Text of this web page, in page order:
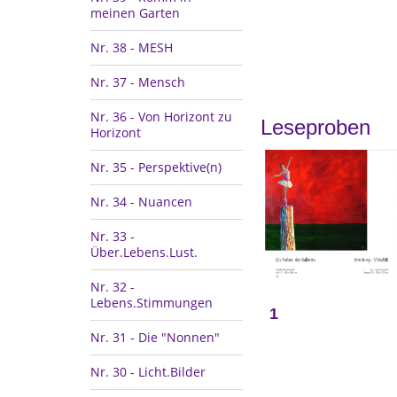
meinen Garten
Nr. 38 - MESH
Nr. 37 - Mensch
Nr. 36 - Von Horizont zu
Horizont
Nr. 35 - Perspektive(n)
Nr. 34 - Nuancen
Nr. 33 -
Über.Lebens.Lust.
Nr. 32 -
Lebens.Stimmungen
Nr. 31 - Die "Nonnen"
Nr. 30 - Licht.Bilder
Leseproben
1